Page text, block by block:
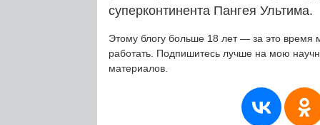
суперконтинента Пангея Ультима.
Этому блогу больше 18 лет — за это время
работать. Подпишитесь лучше на мою
материалов.